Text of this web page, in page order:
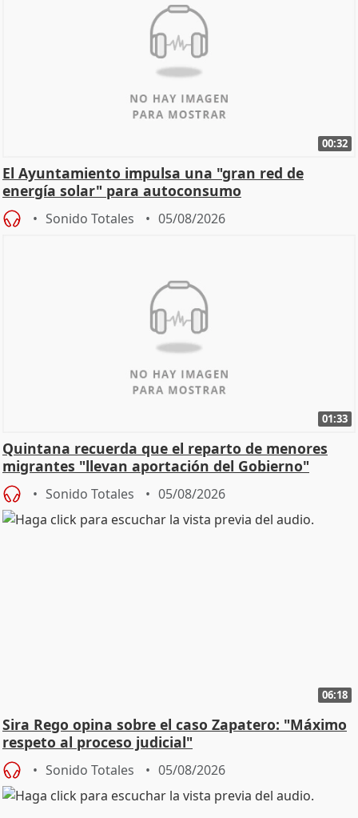
00:32
El Ayuntamiento impulsa una "gran red de
energía solar" para autoconsumo
Sonido Totales 05/08/2026
01:33
Quintana recuerda que el reparto de menores
migrantes "llevan aportación del Gobierno"
central
Sonido Totales 05/08/2026
06:18
Sira Rego opina sobre el caso Zapatero: "Máximo
respeto al proceso judicial"
Sonido Totales 05/08/2026